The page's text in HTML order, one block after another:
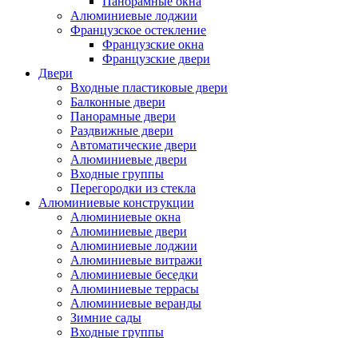
Алюминиевые лоджии
Французское остекление
Французские окна
Французские двери
Двери
Входные пластиковые двери
Балконные двери
Панорамные двери
Раздвижные двери
Автоматические двери
Алюминиевые двери
Входные группы
Перегородки из стекла
Алюминиевые конструкции
Алюминиевые окна
Алюминиевые двери
Алюминиевые лоджии
Алюминиевые витражи
Алюминиевые беседки
Алюминиевые террасы
Алюминиевые веранды
Зимние сады
Входные группы